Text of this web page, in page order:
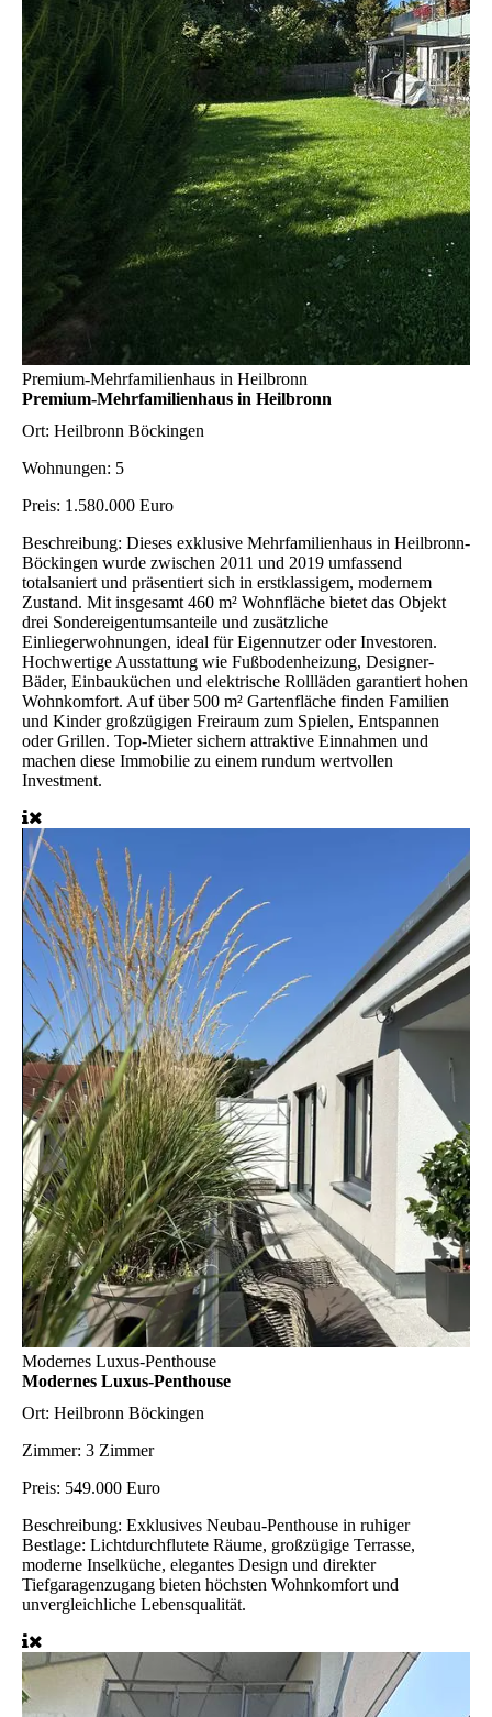
Premium-Mehrfamilienhaus in Heilbronn
Premium-Mehrfamilienhaus in Heilbronn
Ort: Heilbronn Böckingen
Wohnungen: 5
Preis: 1.580.000 Euro
Beschreibung: Dieses exklusive Mehrfamilienhaus in Heilbronn-
Böckingen wurde zwischen 2011 und 2019 umfassend
totalsaniert und präsentiert sich in erstklassigem, modernem
Zustand. Mit insgesamt 460 m² Wohnfläche bietet das Objekt
drei Sondereigentumsanteile und zusätzliche
Einliegerwohnungen, ideal für Eigennutzer oder Investoren.
Hochwertige Ausstattung wie Fußbodenheizung, Designer-
Bäder, Einbauküchen und elektrische Rollläden garantiert hohen
Wohnkomfort. Auf über 500 m² Gartenfläche finden Familien
und Kinder großzügigen Freiraum zum Spielen, Entspannen
oder Grillen. Top-Mieter sichern attraktive Einnahmen und
machen diese Immobilie zu einem rundum wertvollen
Investment.
Modernes Luxus-Penthouse
Modernes Luxus-Penthouse
Ort: Heilbronn Böckingen
Zimmer: 3 Zimmer
Preis: 549.000 Euro
Beschreibung: Exklusives Neubau-Penthouse in ruhiger
Bestlage: Lichtdurchflutete Räume, großzügige Terrasse,
moderne Inselküche, elegantes Design und direkter
Tiefgaragenzugang bieten höchsten Wohnkomfort und
unvergleichliche Lebensqualität.